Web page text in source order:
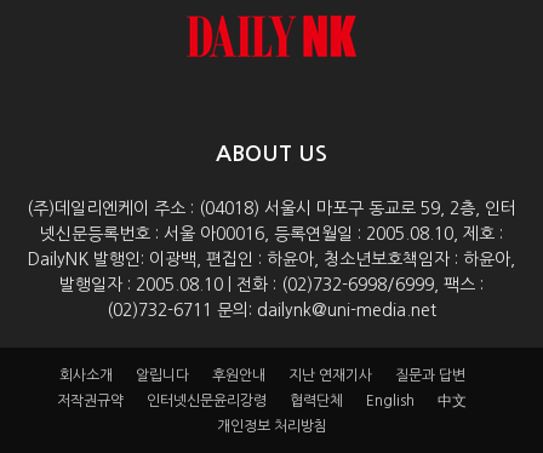
ABOUT US
(주)데일리엔케이 주소 : (04018) 서울시 마포구 동교로 59, 2층, 인터
넷신문등록번호 : 서울 아00016, 등록연월일 : 2005.08.10, 제호 :
DailyNK 발행인: 이광백, 편집인 : 하윤아, 청소년보호책임자 : 하윤아,
발행일자 : 2005.08.10 | 전화 : (02)732-6998/6999, 팩스 :
(02)732-6711 문의: dailynk@uni-media.net
회사소개 알립니다 후원안내 지난 연재기사
질문과 답변
저작권규약
인터넷신문윤리강령 협력단체 English
中文
개인정보 처리방침